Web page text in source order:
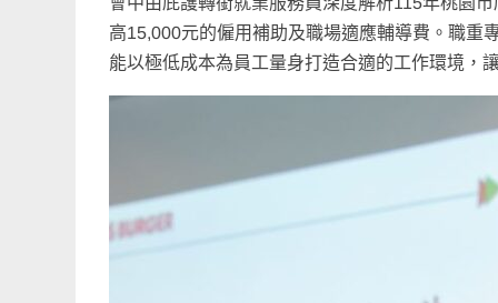
高15,000元的僱用補助及職場適應輔導費。職重
能以極低成本為員工量身打造合適的工作環境，